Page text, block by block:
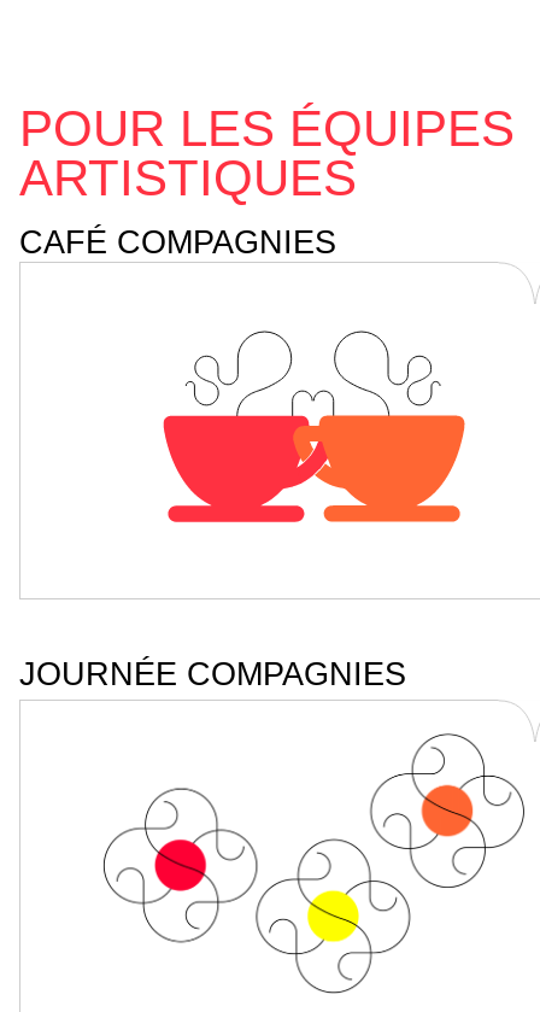
POUR LES ÉQUIPES
ARTISTIQUES
CAFÉ COMPAGNIES
JOURNÉE COMPAGNIES